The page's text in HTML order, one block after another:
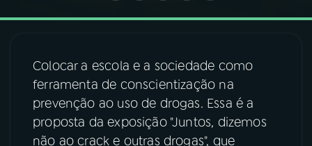
03PROGRAMAÇÃO
04PROGRAMAS
PODCASTS
Colocar a escola e a sociedade como
ferramenta de conscientização na
prevenção ao uso de drogas. Essa é a
proposta da exposição "Juntos, dizemos
não ao crack e outras drogas", que